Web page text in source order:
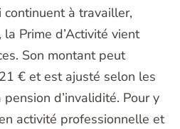
à travailler,
Prime d’Activité vient
Son montant peut
€ et est ajusté selon les
d’invalidité. Pour y
activité professionnelle et